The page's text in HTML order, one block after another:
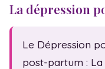
Fam. monoparentale
Fête des mères
Fête des pères
Sexualité
Symptômes
La dépression
Le Dépression
post-partum :